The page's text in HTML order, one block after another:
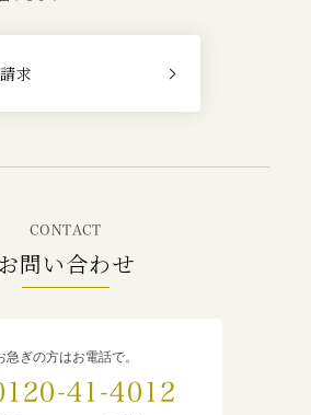
求
CONTACT
問い合わせ
急ぎの方はお電話で。
41-4012